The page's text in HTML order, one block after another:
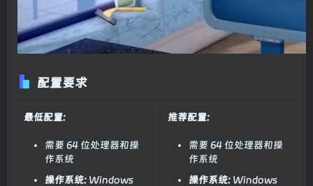
配置要求
最低配置:
需要 64 位处理器和操
作系统
操作系统: Windows
推荐配置:
需要 64 位处理器和操
作系统
操作系统: Windows